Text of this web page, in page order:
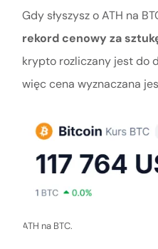
Gdy słyszysz o ATH na
rekord cenowy za
krypto rozliczany jest do
więc cena wyznaczana
ATH na BTC.